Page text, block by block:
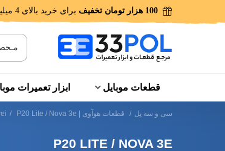
100 هزار تومان تخفیف برای خرید بالای 4 میلیون و 4 قلم کالا!
قطعات موبایل ابزار تعمیرات
سی و سه پل / قطعات هوآوی | Huawei / P20 Lite / Nova 3e
P20 LITE / NOVA 3E